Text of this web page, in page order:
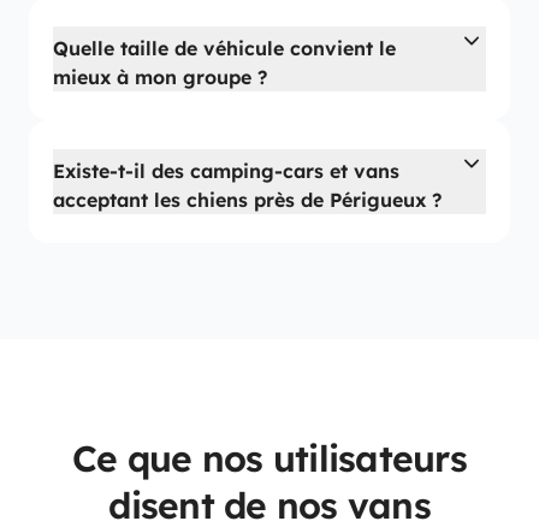
Quelle taille de véhicule convient le
mieux à mon groupe ?
Existe-t-il des camping-cars et vans
acceptant les chiens près de Périgueux ?
Ce que nos utilisateurs
disent de nos vans